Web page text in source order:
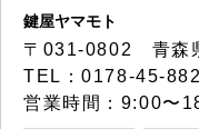
鍵屋ヤマモト
〒031-0802 青森
TEL：0178-45-
営業時間：9:00〜